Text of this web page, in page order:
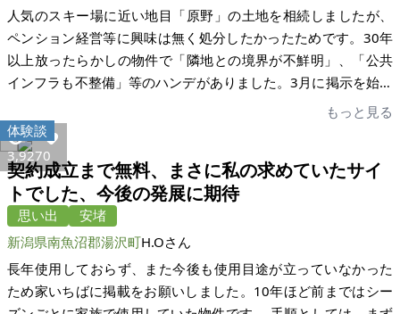
人気のスキー場に近い地目「原野」の土地を相続しましたが、
ペンション経営等に興味は無く処分したかったためです。30年
以上放ったらかしの物件で「隣地との境界が不鮮明」、「公共
インフラも不整備」等のハンデがありました。3月に掲示を始め
ておよそ半年で契約に至りました。物件の現状確認と写真撮影
のため個人的に一度現地に行きましたが、それ以外は立ち会い
も無くメールと書面のやり取りで済みました。 日本人ではなか
なか買い手がつかず外国の方で日本のペンション経営に興味の
ある方に買ってもらうしかないのかなと思っていましたが、家
いちばのおかげで土地にゆかりのある方にお譲りできました。
土地に関する情報はネガティブな内容も含め正直に開示してい
ましたので買主の方も納得して買っていただけたと思います。
無事引渡しが終わりホッとしています。色々とアドバイスや質
問についてもわかりやすく回答いただき、おかげ様でふさわし
もっと見る
3,9270
体験談
契約成立まで無料、まさに私の求めていたサイ
トでした、今後の発展に期待
思い出
安堵
新潟県南魚沼郡湯沢町H.Oさん
長年使用しておらず、また今後も使用目途が立っていなかった
ため家いちばに掲載をお願いしました。10年ほど前まではシー